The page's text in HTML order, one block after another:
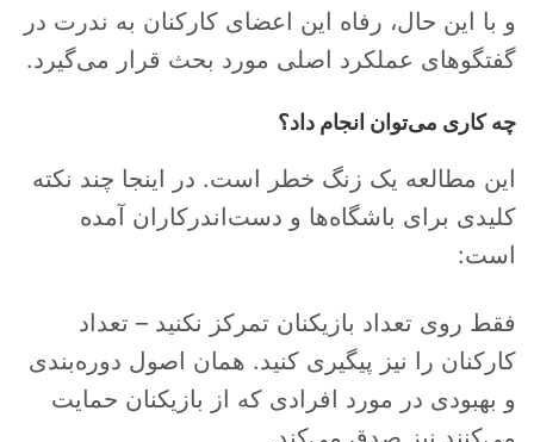
و با این حال، رفاه این اعضای کارکنان به ندرت در
گفتگوهای عملکرد اصلی مورد بحث قرار می‌گیرد.
چه کاری می‌توان انجام داد؟
این مطالعه یک زنگ خطر است. در اینجا چند نکته
کلیدی برای باشگاه‌ها و دست‌اندرکاران آمده
است:
فقط روی تعداد بازیکنان تمرکز نکنید – تعداد
کارکنان را نیز پیگیری کنید. همان اصول دوره‌بندی
و بهبودی در مورد افرادی که از بازیکنان حمایت